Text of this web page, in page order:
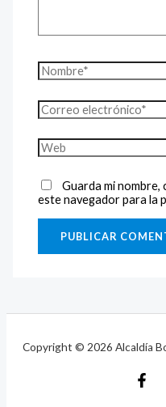
Guarda mi
este navegador para la
Copyright © 2026 Alcaldía